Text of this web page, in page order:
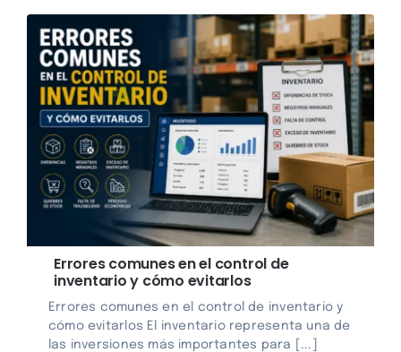
Errores comunes en el control de
inventario y cómo evitarlos
Errores comunes en el control de inventario y
cómo evitarlos El inventario representa una de
las inversiones más importantes para [...]